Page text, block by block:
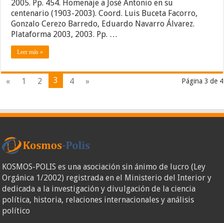
2005. Pp. 454. Homenaje a José Antonio en su
centenario (1903-2003). Coord. Luis Buceta Facorro,
Gonzalo Cerezo Barredo, Eduardo Navarro Álvarez.
Plataforma 2003, 2003. Pp. …
Leer más »
Página 3 de 4
« 1 2 3 4 »
KOSMOS-POLIS es una asociación sin ánimo de lucro (Ley
Orgánica 1/2002) registrada en el Ministerio del Interior y
dedicada a la investigación y divulgación de la ciencia
política, historia, relaciones internacionales y análisis
político